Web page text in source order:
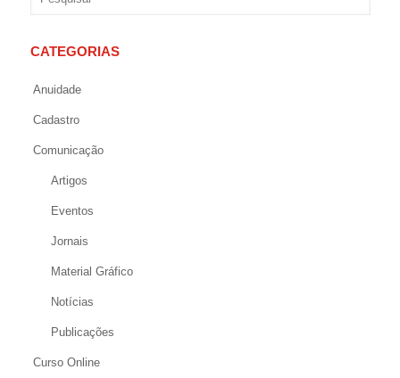
CATEGORIAS
Anuidade
Cadastro
Comunicação
Artigos
Eventos
Jornais
Material Gráfico
Notícias
Publicações
Curso Online